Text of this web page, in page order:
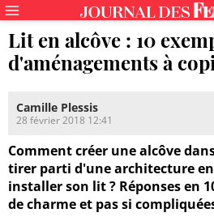
Lit en alcôve : 10
d'aménagements à
Camille Plessis
28 février 2018 12:41
Comment créer une alcôve
tirer parti d'une architecture
installer son lit ? Réponses en
de charme et pas si